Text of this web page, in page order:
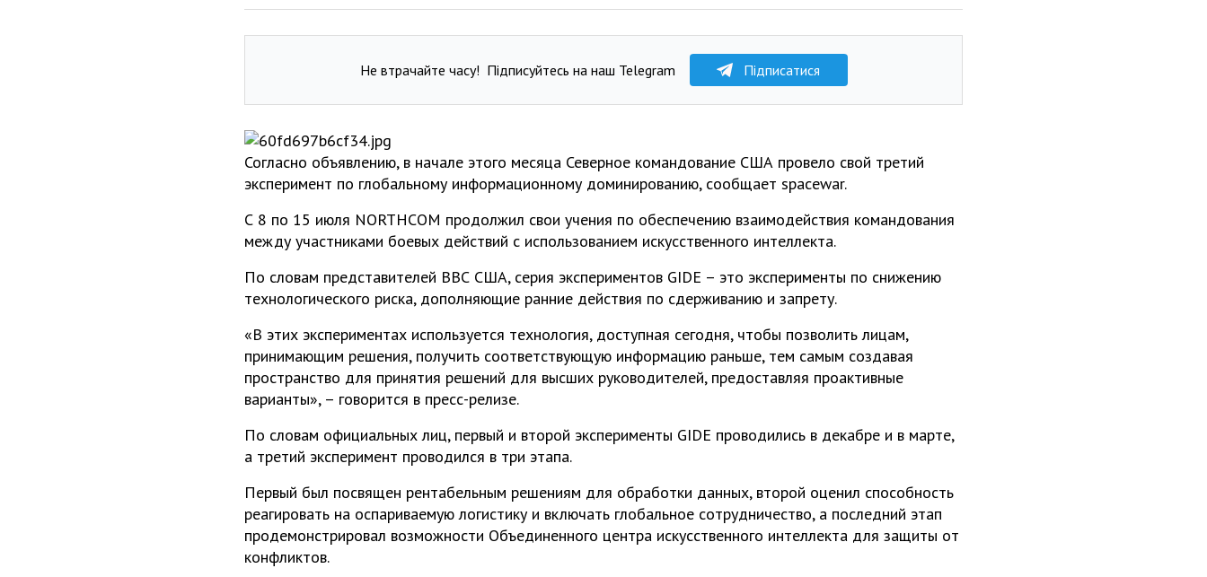
Не втрачайте часу! Підписуйтесь на наш Telegram Підписатися
Согласно объявлению, в начале этого месяца Северное командование США провело свой третий
эксперимент по глобальному информационному доминированию, сообщает spacewar.
С 8 по 15 июля NORTHCOM продолжил свои учения по обеспечению взаимодействия командования
между участниками боевых действий с использованием искусственного интеллекта.
По словам представителей ВВС США, серия экспериментов GIDE – это эксперименты по снижению
технологического риска, дополняющие ранние действия по сдерживанию и запрету.
«В этих экспериментах используется технология, доступная сегодня, чтобы позволить лицам,
принимающим решения, получить соответствующую информацию раньше, тем самым создавая
пространство для принятия решений для высших руководителей, предоставляя проактивные
варианты», – говорится в пресс-релизе.
По словам официальных лиц, первый и второй эксперименты GIDE проводились в декабре и в марте,
а третий эксперимент проводился в три этапа.
Первый был посвящен рентабельным решениям для обработки данных, второй оценил способность
реагировать на оспариваемую логистику и включать глобальное сотрудничество, а последний этап
продемонстрировал возможности Объединенного центра искусственного интеллекта для защиты от
конфликтов.